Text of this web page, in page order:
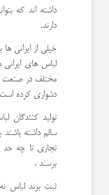
داشته اند که
دارند.
خیلی از ایرانی ها
لباس های
مختلف در صنعت
دشواری کرده
تولید کنندگان
سالم داشته
تجاری تا چه حد
برسند .
ثبت برند لباس